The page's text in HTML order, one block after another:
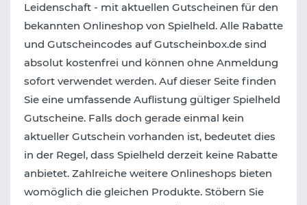
Leidenschaft - mit aktuellen Gutscheinen für den
bekannten Onlineshop von Spielheld. Alle Rabatte
und Gutscheincodes auf Gutscheinbox.de sind
absolut kostenfrei und können ohne Anmeldung
sofort verwendet werden. Auf dieser Seite finden
Sie eine umfassende Auflistung gültiger Spielheld
Gutscheine. Falls doch gerade einmal kein
aktueller Gutschein vorhanden ist, bedeutet dies
in der Regel, dass Spielheld derzeit keine Rabatte
anbietet. Zahlreiche weitere Onlineshops bieten
womöglich die gleichen Produkte. Stöbern Sie